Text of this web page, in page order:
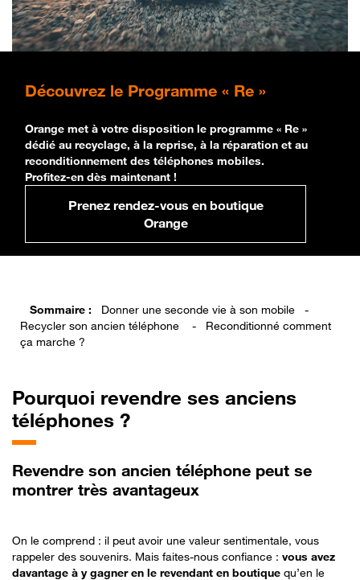
Découvrez le Programme « Re »
Orange met à votre disposition le programme « Re »
dédié au recyclage, à la reprise, à la réparation et au
reconditionnement des téléphones mobiles.
Profitez-en dès maintenant !
Prenez rendez-vous en boutique
Orange
Sommaire : Donner une seconde vie à son mobile -
Recycler son ancien téléphone
- Reconditionné comment
ça marche ?
Pourquoi revendre ses anciens
téléphones ?
Revendre son ancien téléphone peut se
montrer très avantageux
On le comprend : il peut avoir une valeur sentimentale, vous
rappeler des souvenirs. Mais faites-nous confiance : vous avez
davantage à y gagner en le revendant en boutique qu’en le